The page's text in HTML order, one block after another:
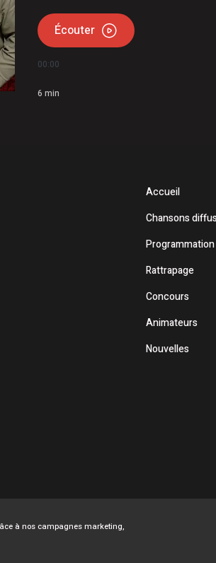
Écouter
00:00
6 min
Accueil
Chansons
Programmation
Rattrapage
Concours
Animateurs
Nouvelles
à nos campagnes marketing,